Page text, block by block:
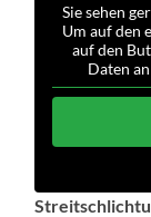
Sie sehen
Um auf den
auf den
Daten